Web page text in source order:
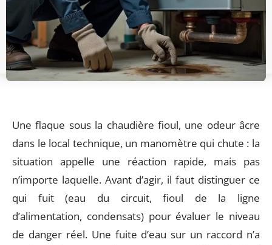
Une flaque sous la chaudière fioul, une odeur âcre
dans le local technique, un manomètre qui chute : la
situation appelle une réaction rapide, mais pas
n’importe laquelle. Avant d’agir, il faut distinguer ce
qui fuit (eau du circuit, fioul de la ligne
d’alimentation, condensats) pour évaluer le niveau
de danger réel. Une fuite d’eau sur un raccord n’a